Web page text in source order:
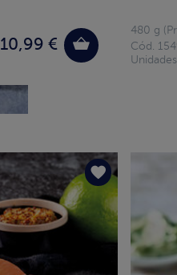
10,99 €
480 g
Cód.